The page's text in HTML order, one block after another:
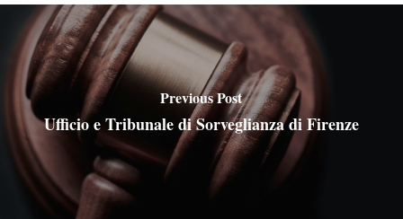
Previous Post
Ufficio e Tribunale di Sorveglianza di Firenze